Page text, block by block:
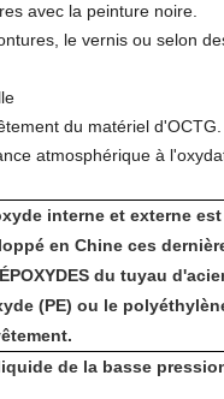
avec la peinture noire.
le vernis ou selon
du matériel
atmosphérique à
interne et externe
en Chine ces
du tuyau
(PE) ou le
de la basse